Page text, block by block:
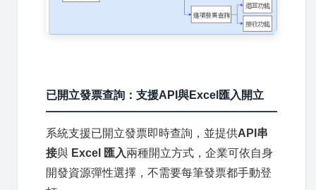
已開立發票查詢：支援API與Excel匯入開立
系統支援已開立發票即時查詢，並提供API串
接與 Excel 匯入兩種開立方式，企業可依自身
開發資源彈性選擇，不需要每筆發票都手動登